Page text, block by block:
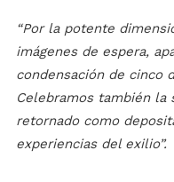
“Por la potente
imágenes de espera,
condensación de cinco
Celebramos también
retornado como
experiencias del exilio”.